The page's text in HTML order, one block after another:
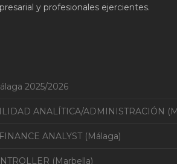
y profesionales ejercientes.
2025/2026
ANALÍTICA/ADMINISTRACIÓN
ANALYST (Málaga)
(Marbella)